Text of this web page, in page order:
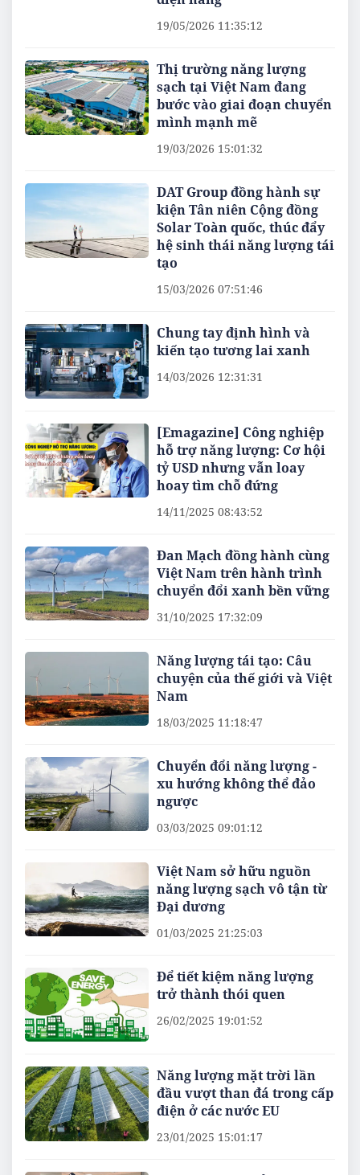
19/05/2026 11:35:12
Thị trường năng lượng
sạch tại Việt Nam đang
bước vào giai đoạn chuyển
mình mạnh mẽ
19/03/2026 15:01:32
DAT Group đồng hành sự
kiện Tân niên Cộng đồng
Solar Toàn quốc, thúc đẩy
hệ sinh thái năng lượng tái
tạo
15/03/2026 07:51:46
Chung tay định hình và
kiến tạo tương lai xanh
14/03/2026 12:31:31
[Emagazine] Công nghiệp
hỗ trợ năng lượng: Cơ hội
tỷ USD nhưng vẫn loay
hoay tìm chỗ đứng
14/11/2025 08:43:52
Đan Mạch đồng hành cùng
Việt Nam trên hành trình
chuyển đổi xanh bền vững
31/10/2025 17:32:09
Năng lượng tái tạo: Câu
chuyện của thế giới và Việt
Nam
18/03/2025 11:18:47
Chuyển đổi năng lượng -
xu hướng không thể đảo
ngược
03/03/2025 09:01:12
Việt Nam sở hữu nguồn
năng lượng sạch vô tận từ
Đại dương
01/03/2025 21:25:03
Để tiết kiệm năng lượng
trở thành thói quen
26/02/2025 19:01:52
Năng lượng mặt trời lần
đầu vượt than đá trong cấp
điện ở các nước EU
23/01/2025 15:01:17